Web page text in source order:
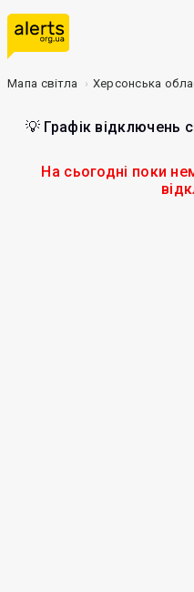
Мапа світла Херсонська
💡 Графік відключень
На сьогодні поки